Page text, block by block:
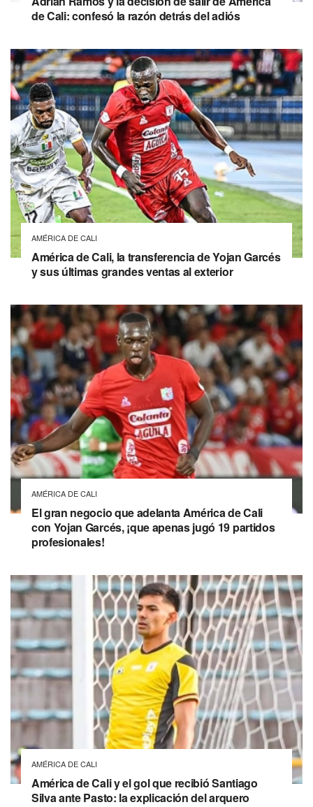
de Cali: confesó la razón detrás del adiós
AMÉRICA DE CALI
América de Cali, la transferencia de Yojan Garcés
y sus últimas grandes ventas al exterior
AMÉRICA DE CALI
El gran negocio que adelanta América de Cali
con Yojan Garcés, ¡que apenas jugó 19 partidos
profesionales!
AMÉRICA DE CALI
América de Cali y el gol que recibió Santiago
Silva ante Pasto: la explicación del arquero